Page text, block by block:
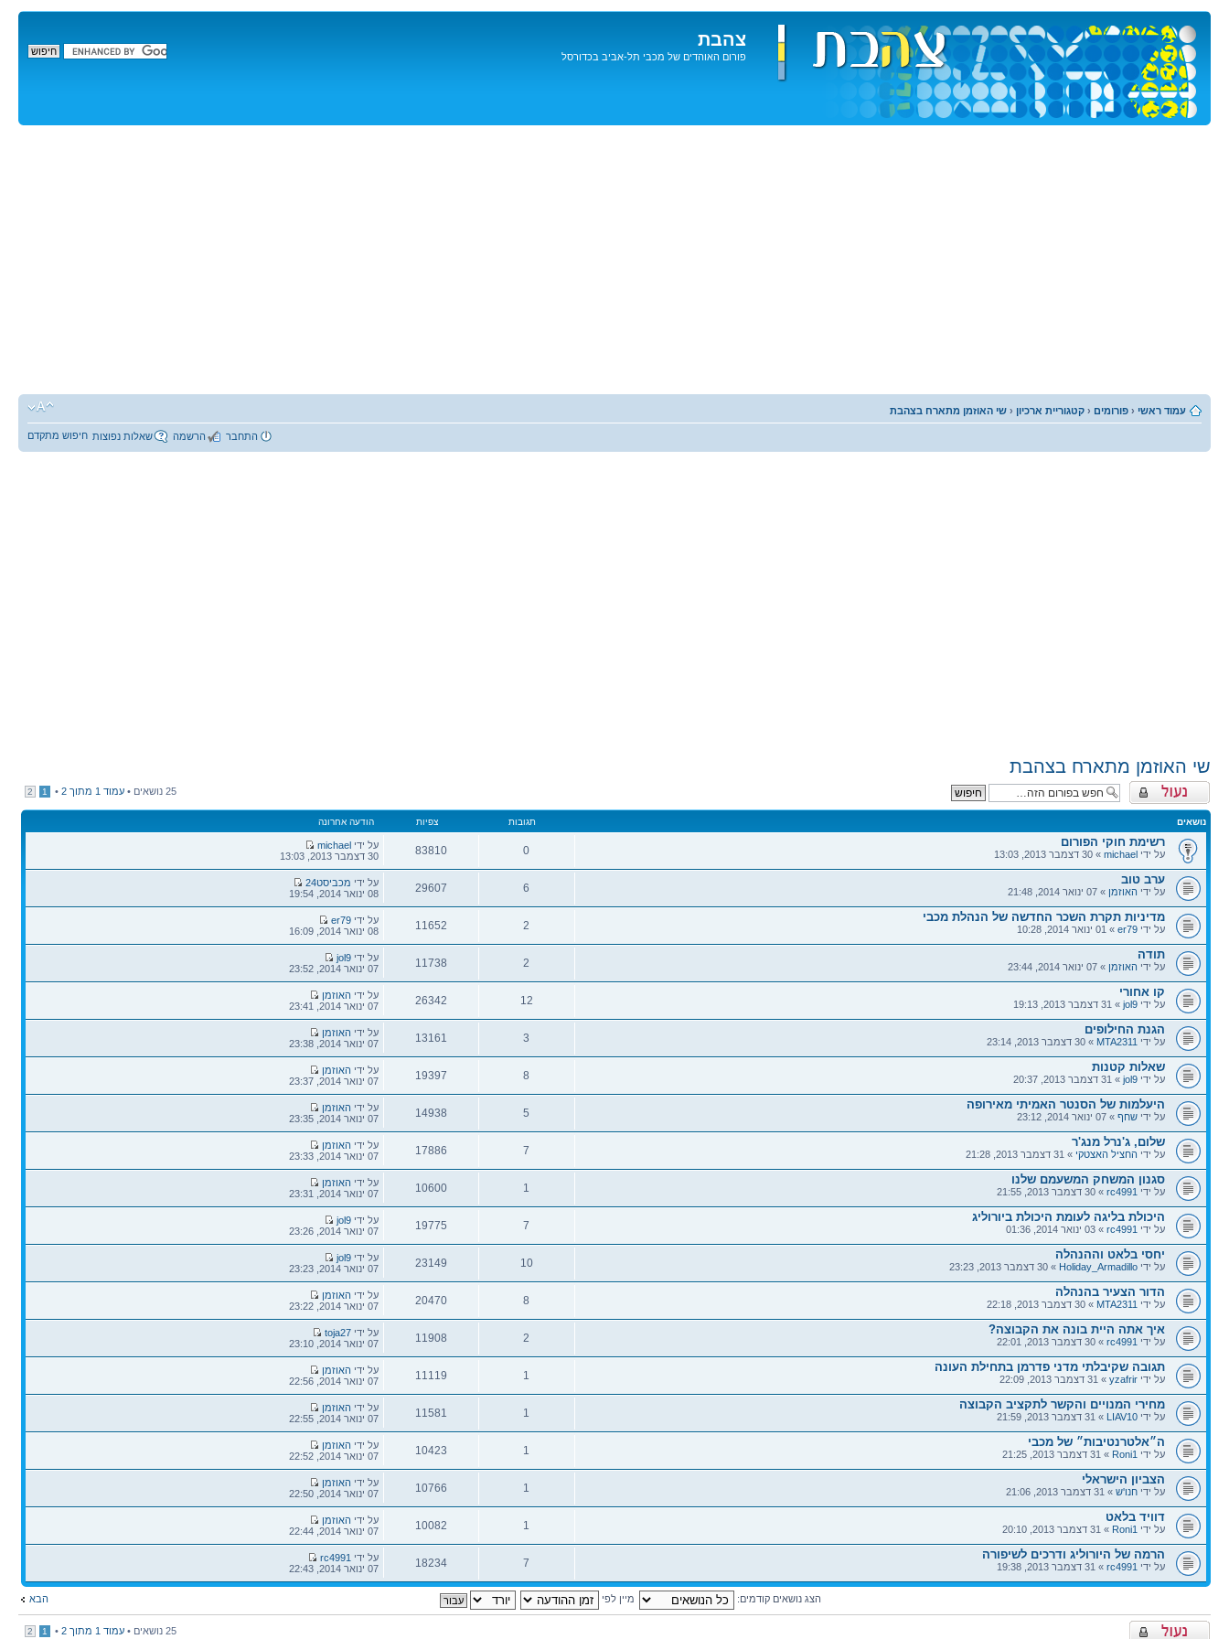
צהבת
פורום האוהדים של מכבי תל-אביב בכדורסל
עמוד ראשי ‹ פורומים ‹ קטגוריית ארכיון ‹ שי האוזמן מתארח בצהבת
חיפוש מתקדם שאלות נפוצות הרשמה התחבר
שי האוזמן מתארח בצהבת
פורום נעול 25 נושאים • עמוד 1 מתוך 2
•
1
2
נושאים תגובות צפיות הודעה אחרונה
רשימת חוקי הפורום
על ידי michael » 30 דצמבר 2013, 13:03
0
תגובות
83810
צפיות
הודעה
אחרונה
על ידי michael
30 דצמבר 2013, 13:03
ערב טוב
על ידי האוזמן » 07 ינואר 2014, 21:48
6
29607
הודעה
אחרונה
על ידי מכביסט24
08 ינואר 2014, 19:54
מדיניות תקרת השכר החדשה של הנהלת מכבי
על ידי er79 » 01 ינואר 2014, 10:28
2
תגובות
11652
צפיות
הודעה
אחרונה
על ידי er79
08 ינואר 2014, 16:09
תודה
על ידי האוזמן » 07 ינואר 2014, 23:44
2
11738
הודעה
אחרונה
על ידי jol9
07 ינואר 2014, 23:52
קו אחורי
על ידי jol9 » 31 דצמבר 2013, 19:13
12
תגובות
26342
צפיות
הודעה
אחרונה
על ידי האוזמן
07 ינואר 2014, 23:41
הגנת החילופים
על ידי MTA2311 » 30 דצמבר 2013, 23:14
3
13161
הודעה
אחרונה
על ידי האוזמן
07 ינואר 2014, 23:38
שאלות קטנות
על ידי jol9 » 31 דצמבר 2013, 20:37
8
תגובות
19397
צפיות
הודעה
אחרונה
על ידי האוזמן
07 ינואר 2014, 23:37
היעלמות של הסנטר האמיתי מאירופה
על ידי שחף » 07 ינואר 2014, 23:12
5
14938
הודעה
אחרונה
על ידי האוזמן
07 ינואר 2014, 23:35
שלום, ג'נרל מנג'ר
על ידי החציל האצטקי » 31 דצמבר 2013, 21:28
7
תגובות
17886
צפיות
הודעה
אחרונה
על ידי האוזמן
07 ינואר 2014, 23:33
סגנון המשחק המשעמם שלנו
על ידי rc4991 » 30 דצמבר 2013, 21:55
1
10600
הודעה
אחרונה
על ידי האוזמן
07 ינואר 2014, 23:31
היכולת בליגה לעומת היכולת ביורוליג
על ידי rc4991 » 03 ינואר 2014, 01:36
7
תגובות
19775
צפיות
הודעה
אחרונה
על ידי jol9
07 ינואר 2014, 23:26
יחסי בלאט וההנהלה
על ידי Holiday_Armadillo » 30 דצמבר 2013, 23:23
10
23149
הודעה
אחרונה
על ידי jol9
07 ינואר 2014, 23:23
הדור הצעיר בהנהלה
על ידי MTA2311 » 30 דצמבר 2013, 22:18
8
תגובות
20470
צפיות
הודעה
אחרונה
על ידי האוזמן
07 ינואר 2014, 23:22
איך אתה היית בונה את הקבוצה?
על ידי rc4991 » 30 דצמבר 2013, 22:01
2
11908
הודעה
אחרונה
על ידי toja27
07 ינואר 2014, 23:10
תגובה שקיבלתי מדני פדרמן בתחילת העונה
על ידי yzafrir » 31 דצמבר 2013, 22:09
1
תגובות
11119
צפיות
הודעה
אחרונה
על ידי האוזמן
07 ינואר 2014, 22:56
מחירי המנויים והקשר לתקציב הקבוצה
על ידי LIAV10 » 31 דצמבר 2013, 21:59
1
11581
הודעה
אחרונה
על ידי האוזמן
07 ינואר 2014, 22:55
ה״אלטרנטיבות״ של מכבי
על ידי Roni1 » 31 דצמבר 2013, 21:25
1
תגובות
10423
צפיות
הודעה
אחרונה
על ידי האוזמן
07 ינואר 2014, 22:52
הצביון הישראלי
על ידי חנו'ש » 31 דצמבר 2013, 21:06
1
10766
הודעה
אחרונה
על ידי האוזמן
07 ינואר 2014, 22:50
דוויד בלאט
על ידי Roni1 » 31 דצמבר 2013, 20:10
1
תגובות
10082
צפיות
הודעה
אחרונה
על ידי האוזמן
07 ינואר 2014, 22:44
הרמה של היורוליג ודרכים לשיפורה
על ידי rc4991 » 31 דצמבר 2013, 19:38
7
תגובות
18234
צפיות
הודעה
אחרונה
על ידי rc4991
07 ינואר 2014, 22:43
הבא הצג נושאים קודמים: מיין לפי
פורום נעול 25 נושאים • עמוד 1 מתוך 2
•
1
2